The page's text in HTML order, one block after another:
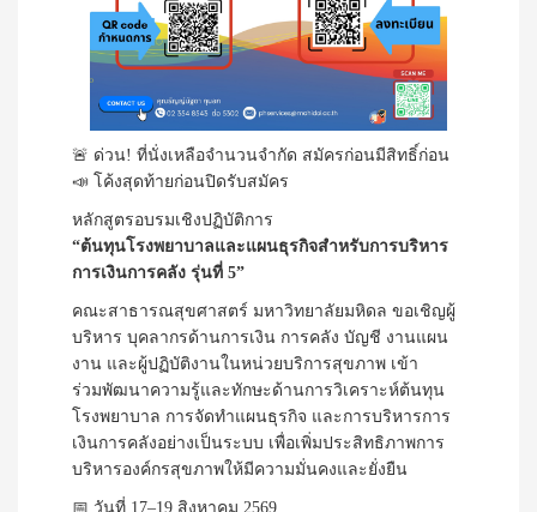
🚨 ด่วน! ที่นั่งเหลือจำนวนจำกัด สมัครก่อนมีสิทธิ์ก่อน
📣 โค้งสุดท้ายก่อนปิดรับสมัคร
หลักสูตรอบรมเชิงปฏิบัติการ
“ต้นทุนโรงพยาบาลและแผนธุรกิจสำหรับการบริหาร
การเงินการคลัง รุ่นที่ 5”
คณะสาธารณสุขศาสตร์ มหาวิทยาลัยมหิดล ขอเชิญผู้
บริหาร บุคลากรด้านการเงิน การคลัง บัญชี งานแผน
งาน และผู้ปฏิบัติงานในหน่วยบริการสุขภาพ เข้า
ร่วมพัฒนาความรู้และทักษะด้านการวิเคราะห์ต้นทุน
โรงพยาบาล การจัดทำแผนธุรกิจ และการบริหารการ
เงินการคลังอย่างเป็นระบบ เพื่อเพิ่มประสิทธิภาพการ
บริหารองค์กรสุขภาพให้มีความมั่นคงและยั่งยืน
📅 วันที่ 17–19 สิงหาคม 2569